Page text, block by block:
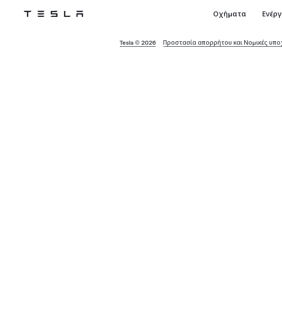
Tesla Οχήματα
Tesla © 2026 Προστασία απορρήτου και Νομικές